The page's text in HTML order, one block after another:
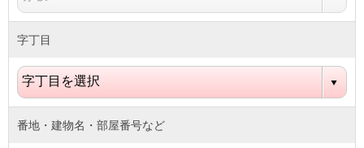
字丁目
番地・建物名・部屋番号など